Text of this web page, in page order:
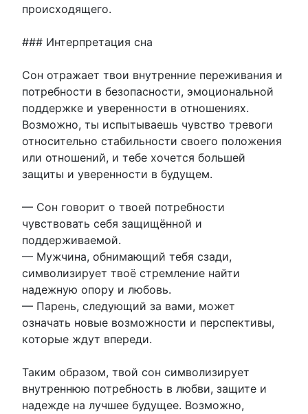
происходящего.
### Интерпретация сна
Сон отражает твои внутренние переживания и
потребности в безопасности, эмоциональной
поддержке и уверенности в отношениях.
Возможно, ты испытываешь чувство тревоги
относительно стабильности своего положения
или отношений, и тебе хочется большей
защиты и уверенности в будущем.
— Сон говорит о твоей потребности
чувствовать себя защищённой и
поддерживаемой.
— Мужчина, обнимающий тебя сзади,
символизирует твоё стремление найти
надежную опору и любовь.
— Парень, следующий за вами, может
означать новые возможности и перспективы,
которые ждут впереди.
Таким образом, твой сон символизирует
внутреннюю потребность в любви, защите и
надежде на лучшее будущее. Возможно,